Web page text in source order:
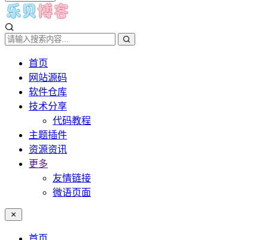
首页
网站源码
软件仓库
技术分享
代码教程
主题插件
资源资讯
更多
友情链接
微语页面